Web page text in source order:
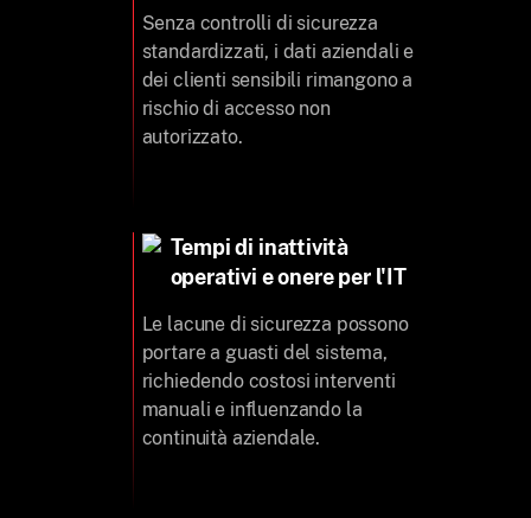
Senza controlli di sicurezza
standardizzati, i dati aziendali e
dei clienti sensibili rimangono a
rischio di accesso non
autorizzato.
Tempi di inattività
operativi e onere per l'IT
Le lacune di sicurezza possono
portare a guasti del sistema,
richiedendo costosi interventi
manuali e influenzando la
continuità aziendale.